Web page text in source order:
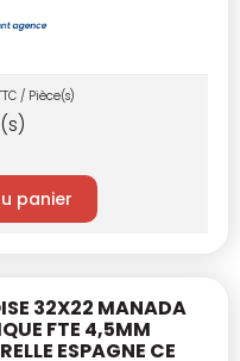
/ Pièce(s)
panier
32X22 MANADA
FTE 4,5MM
ESPAGNE CE